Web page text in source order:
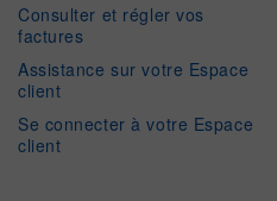
Consulter et régler vos
factures
Assistance sur votre Espace
client
Se connecter à votre Espace
client